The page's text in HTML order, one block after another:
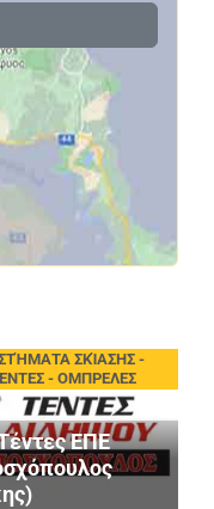
ΣΚΊΑΣΗΣ -
- ΟΜΠΡΕΛΕΣ
ΕΠΕ